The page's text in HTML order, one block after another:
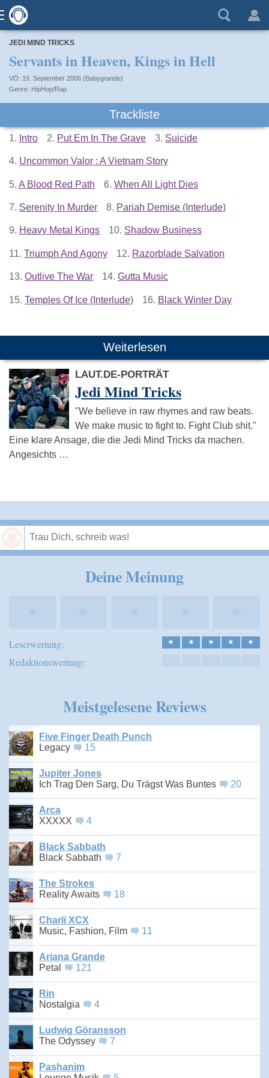
JEDI MIND TRICKS
Servants in Heaven, Kings in Hell
VÖ: 19. September 2006 (Babygrande)
HipHop/Rap
Trackliste
1. Intro 2. Put Em In The Grave 3. Suicide
4. Uncommon Valor : A Vietnam Story
5. A Blood Red Path 6. When All Light Dies
7. Serenity In Murder 8. Pariah Demise (Interlude)
9. Heavy Metal Kings 10. Shadow Business
11. Triumph And Agony 12. Razorblade Salvation
13. Outlive The War 14. Gutta Music
15. Temples Of Ice (Interlude) 16. Black Winter Day
Weiterlesen
LAUT.DE-PORTRÄT
Jedi Mind Tricks
"We believe in raw rhymes and raw beats.
We make music to fight to. Fight Club shit."
Eine klare Ansage, die die Jedi Mind Tricks da machen.
Angesichts …
Deine Meinung
Leserwertung: ★ ★ ★ ★ ★
Redaktionswertung:
Meistgelesene Reviews
Five Finger Death Punch
Legacy
15
Jupiter Jones
Ich Trag Den Sarg, Du Trägst Was Buntes
20
Arca
XXXXX
4
Black Sabbath
Black Sabbath
7
The Strokes
Reality Awaits
18
Charli XCX
Music, Fashion, Film
11
Ariana Grande
Petal
121
Rin
Nostalgia
4
Ludwig Göransson
The Odyssey
7
Pashanim